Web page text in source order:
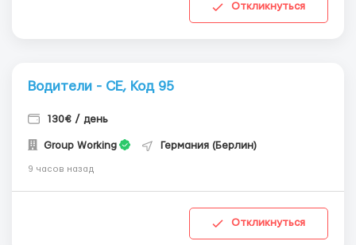
Откликнуться
Водители - СЕ, Код 95
130€ / день
Group Working Германия (Берлин)
9 часов назад
Откликнуться